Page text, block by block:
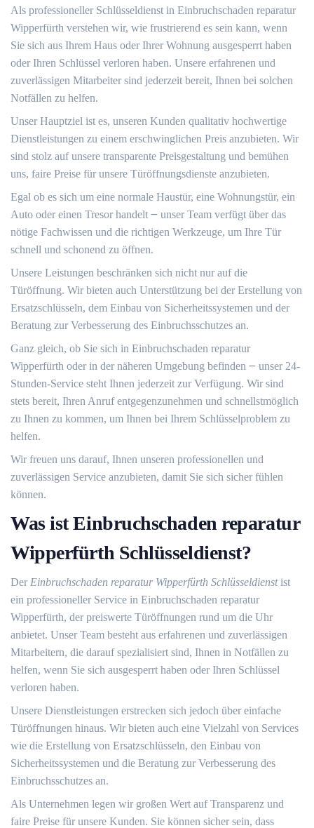
Als professioneller Schlüsseldienst in Einbruchschaden reparatur
Wipperfürth verstehen wir, wie frustrierend es sein kann, wenn
Sie sich aus Ihrem Haus oder Ihrer Wohnung ausgesperrt haben
oder Ihren Schlüssel verloren haben.​ Unsere erfahrenen und
zuverlässigen Mitarbeiter sind jederzeit bereit, Ihnen bei solchen
Notfällen zu helfen.​
Unser Hauptziel ist es, unseren Kunden qualitativ hochwertige
Dienstleistungen zu einem erschwinglichen Preis anzubieten.​ Wir
sind stolz auf unsere transparente Preisgestaltung und bemühen
uns, faire Preise für unsere Türöffnungsdienste anzubieten.​
Egal ob es sich um eine normale Haustür, eine Wohnungstür, ein
Auto oder einen Tresor handelt ౼ unser Team verfügt über das
nötige Fachwissen und die richtigen Werkzeuge, um Ihre Tür
schnell und schonend zu öffnen.​
Unsere Leistungen beschränken sich nicht nur auf die
Türöffnung.​ Wir bieten auch Unterstützung bei der Erstellung von
Ersatzschlüsseln, dem Einbau von Sicherheitssystemen und der
Beratung zur Verbesserung des Einbruchsschutzes an.
Ganz gleich, ob Sie sich in Einbruchschaden reparatur
Wipperfürth oder in der näheren Umgebung befinden ౼ unser 24-
Stunden-Service steht Ihnen jederzeit zur Verfügung.​ Wir sind
stets bereit, Ihren Anruf entgegenzunehmen und schnellstmöglich
zu Ihnen zu kommen, um Ihnen bei Ihrem Schlüsselproblem zu
helfen.​
Wir freuen uns darauf, Ihnen unseren professionellen und
zuverlässigen Service anzubieten, damit Sie sich sicher fühlen
können.​
Was ist Einbruchschaden reparatur
Wipperfürth Schlüsseldienst?​
Der Einbruchschaden reparatur Wipperfürth Schlüsseldienstist
ein professioneller Service in Einbruchschaden reparatur
Wipperfürth, der preiswerte Türöffnungen rund um die Uhr
anbietet.​ Unser Team besteht aus erfahrenen und zuverlässigen
Mitarbeitern, die darauf spezialisiert sind, Ihnen in Notfällen zu
helfen, wenn Sie sich ausgesperrt haben oder Ihren Schlüssel
verloren haben.​
Unsere Dienstleistungen erstrecken sich jedoch über einfache
Türöffnungen hinaus.​ Wir bieten auch eine Vielzahl von Services
wie die Erstellung von Ersatzschlüsseln, den Einbau von
Sicherheitssystemen und die Beratung zur Verbesserung des
Einbruchsschutzes an.​
Als Unternehmen legen wir großen Wert auf Transparenz und
faire Preise für unsere Kunden. Sie können sicher sein, dass